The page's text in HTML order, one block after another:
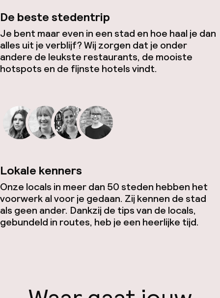
De beste stedentrip
Je bent maar even in een stad en hoe haal je dan
alles uit je verblijf? Wij zorgen dat je onder
andere de leukste restaurants, de mooiste
hotspots en de fijnste hotels vindt.
Lokale kenners
Onze locals in meer dan 50 steden hebben het
voorwerk al voor je gedaan. Zij kennen de stad
als geen ander. Dankzij de tips van de locals,
gebundeld in routes, heb je een heerlijke tijd.